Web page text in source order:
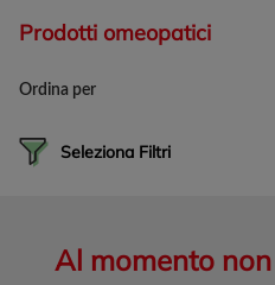
IL
prodotti omeopatici
Seleziona Filtri
Ordina per
Al momento